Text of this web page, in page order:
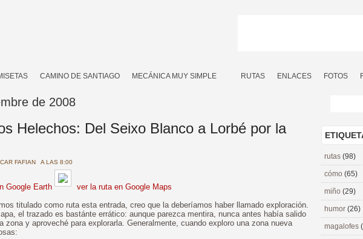
CAMINO DE SANTIAGO MECÁNICA MUY SIMPLE RUTAS ENLACES FOTOS
de 2008
Helechos: Del Seixo Blanco a Lorbé por la
FAFIAN A LAS 8:00
Google Earth
ver la ruta en Google Maps
titulado como ruta esta entrada, creo que la deberíamos haber llamado exploración.
el trazado es bastánte errático: aunque parezca mentira, nunca antes había salido
zona y aproveché para explorarla. Generalmente, cuando exploro una zona nueva
rutas (98)
cómo (65)
miño (29)
humor (26)
magalofes